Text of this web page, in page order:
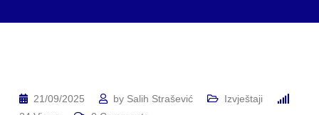
21/09/2025 by Salih Strašević
Izvještaji